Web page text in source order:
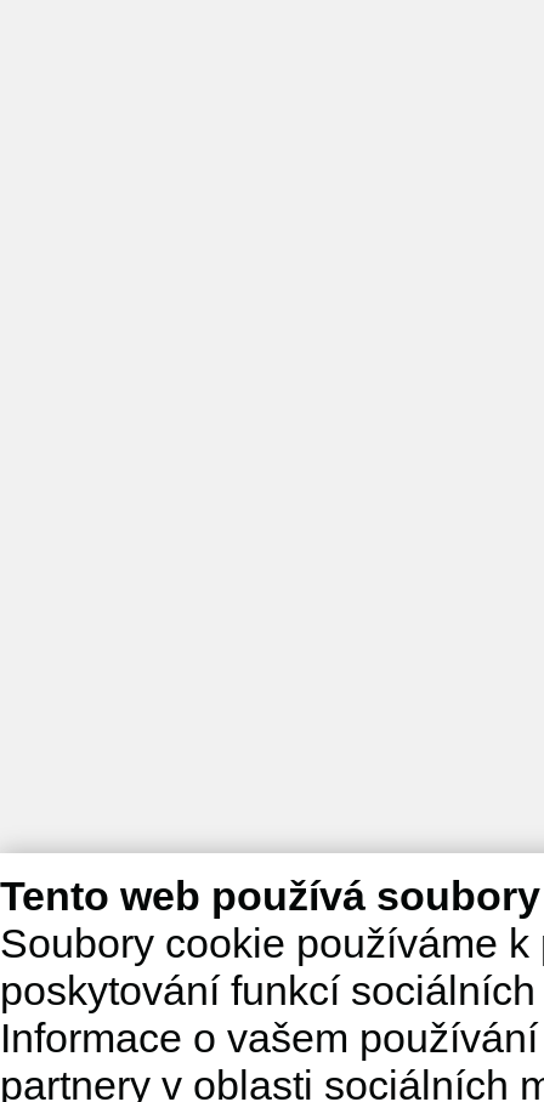
Tento web používá
Soubory cookie používáme
poskytování funkcí
Informace o vašem
partnery v oblasti sociálních